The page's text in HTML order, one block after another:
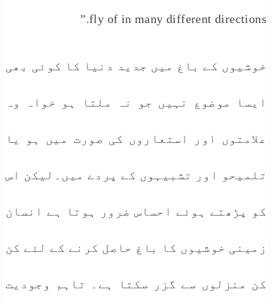
fly of in many different directions.”
خوشیوں کے باغ میں جدید دنیا کا کوئی بھی
ایسا موضوع نہیں جو نہ ملتا ہو خواہ وہ
علامتوں اور استعاروں کی صورت میں ہو یا
تلمیحو اور تشبیہوں کے پردے میں۔لیکن اس
کو پڑھتے ہوئے احساس ضرور ہوتا ہے انسان
زمینی خوشیوں کا باغ حاصل کرنے کے لئے کن
کن منزلوں سے گزر سکتا ہے۔ تاہم وجودیت